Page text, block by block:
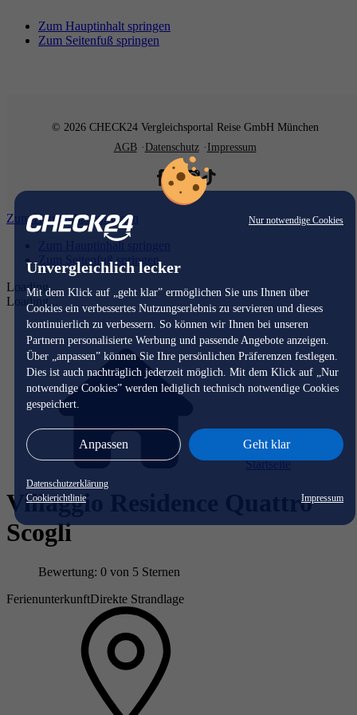
Nur notwendige Cookies
Unvergleichlich lecker
Mit dem Klick auf „geht klar” ermöglichen Sie uns Ihnen über
Cookies ein verbessertes Nutzungserlebnis zu servieren und dieses
kontinuierlich zu verbessern. So können wir Ihnen bei unseren
Partnern personalisierte Werbung und passende Angebote anzeigen.
Über „anpassen” können Sie Ihre persönlichen Präferenzen festlegen.
Dies ist auch nachträglich jederzeit möglich. Mit dem Klick auf „Nur
notwendige Cookies” werden lediglich technisch notwendige Cookies
gespeichert.
Anpassen Geht klar
Datenschutzerklärung
Cookierichtlinie
Impressum
Zum Hauptinhalt springen
Zum Seitenfuß springen
© 2026 CHECK24 Vergleichsportal Reise GmbH München
AGB
Datenschutz Impressum
Zum Hauptinhalt springen
Zum Hauptinhalt springen
Zum Seitenfuß springen
Loading...
Loading...
Startseite
Villaggio Residence Quattro
Scogli
Bewertung: 0 von 5 Sternen
FerienunterkunftDirekte Strandlage